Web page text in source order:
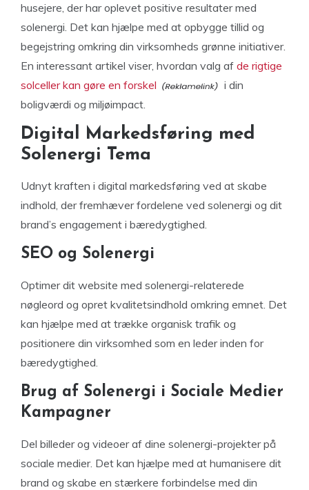
husejere, der har oplevet positive resultater med
solenergi. Det kan hjælpe med at opbygge tillid og
begejstring omkring din virksomheds grønne initiativer.
En interessant artikel viser, hvordan valg af de rigtige
solceller kan gøre en forskel
i din
boligværdi og miljøimpact.
Digital Markedsføring med
Solenergi Tema
Udnyt kraften i digital markedsføring ved at skabe
indhold, der fremhæver fordelene ved solenergi og dit
brand’s engagement i bæredygtighed.
SEO og Solenergi
Optimer dit website med solenergi-relaterede
nøgleord og opret kvalitetsindhold omkring emnet. Det
kan hjælpe med at trække organisk trafik og
positionere din virksomhed som en leder inden for
bæredygtighed.
Brug af Solenergi i Sociale Medier
Kampagner
Del billeder og videoer af dine solenergi-projekter på
sociale medier. Det kan hjælpe med at humanisere dit
brand og skabe en stærkere forbindelse med din